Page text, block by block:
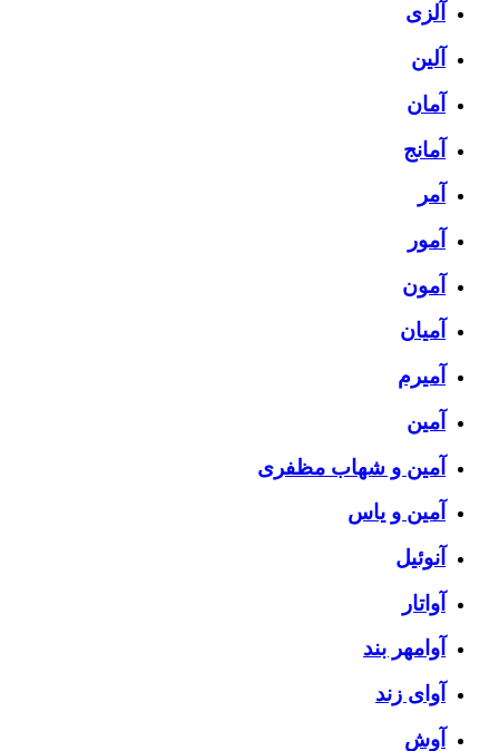
آلزی
آلین
آمان
آمانج
آمر
آمور
آمون
آمیان
آمیرم
آمین
آمین و شهاب مظفری
آمین و یاس
آنوئیل
آواتار
آوامهر بند
آوای زند
آوش